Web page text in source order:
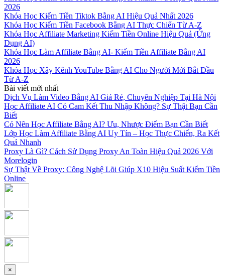
2026
Khóa Học Kiếm Tiền Tiktok Bằng AI Hiệu Quả Nhất 2026
Khóa Học Kiếm Tiền Facebook Bằng AI Thực Chiến Từ A-Z
Khóa Học Affiliate Marketing Kiếm Tiền Online Hiệu Quả (Ứng
Dụng AI)
Khóa Học Làm Affiliate Bằng AI- Kiếm Tiền Affiliate Bằng AI
2026
Khóa Học Xây Kênh YouTube Bằng AI Cho Người Mới Bắt Đầu
Từ A-Z
Bài viết mới nhất
Dịch Vụ Làm Video Bằng AI Giá Rẻ, Chuyên Nghiệp Tại Hà Nội
Học Affiliate AI Có Cam Kết Thu Nhập Không? Sự Thật Bạn Cần
Biết
Có Nên Học Affiliate Bằng AI? Ưu, Nhược Điểm Bạn Cần Biết
Lớp Học Làm Affiliate Bằng AI Uy Tín – Học Thực Chiến, Ra Kết
Quả Nhanh
Proxy Là Gì? Cách Sử Dụng Proxy An Toàn Hiệu Quả 2026 Với
Morelogin
Sự Thật Về Proxy: Công Nghệ Lõi Giúp X10 Hiệu Suất Kiếm Tiền
Online
×